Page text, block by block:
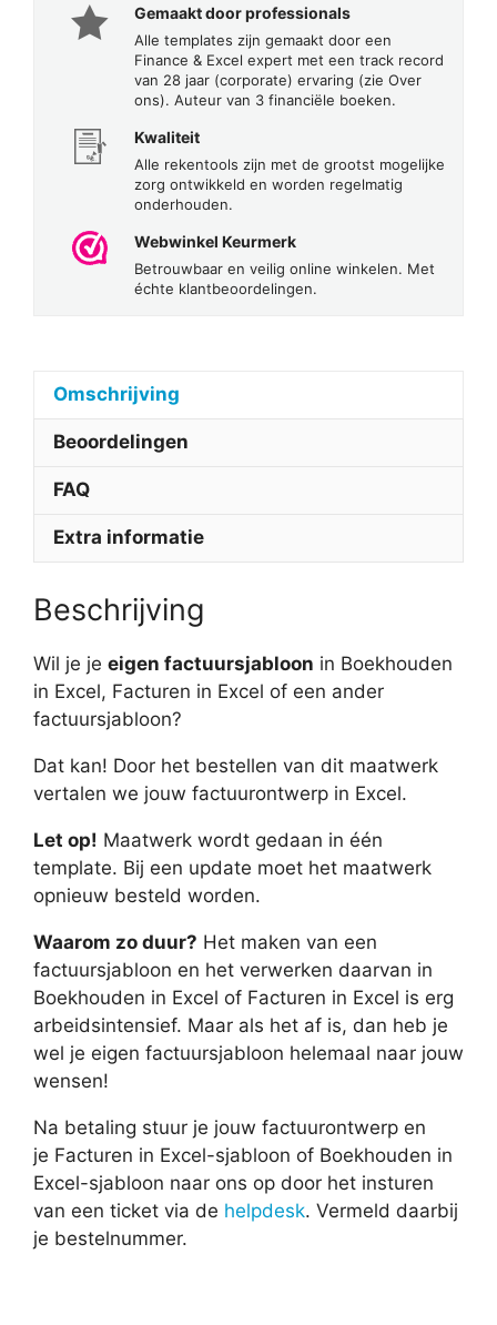
Gemaakt door professionals
Alle templates zijn gemaakt door een
Finance & Excel expert met een track record
van 28 jaar (corporate) ervaring (zie Over
ons). Auteur van 3 financiële boeken.
Kwaliteit
Alle rekentools zijn met de grootst mogelijke
zorg ontwikkeld en worden regelmatig
onderhouden.
Webwinkel Keurmerk
Betrouwbaar en veilig online winkelen. Met
échte klantbeoordelingen.
Omschrijving
Beoordelingen
FAQ
Extra informatie
Beschrijving
Wil je je eigen factuursjabloon in Boekhouden
in Excel, Facturen in Excel of een ander
factuursjabloon?
Dat kan! Door het bestellen van dit maatwerk
vertalen we jouw factuurontwerp in Excel.
Let op! Maatwerk wordt gedaan in één
template. Bij een update moet het maatwerk
opnieuw besteld worden.
Waarom zo duur? Het maken van een
factuursjabloon en het verwerken daarvan in
Boekhouden in Excel of Facturen in Excel is erg
arbeidsintensief. Maar als het af is, dan heb je
wel je eigen factuursjabloon helemaal naar jouw
wensen!
Na betaling stuur je jouw factuurontwerp en
je Facturen in Excel-sjabloon of Boekhouden in
Excel-sjabloon naar ons op door het insturen
van een ticket via de helpdesk. Vermeld daarbij
je bestelnummer.